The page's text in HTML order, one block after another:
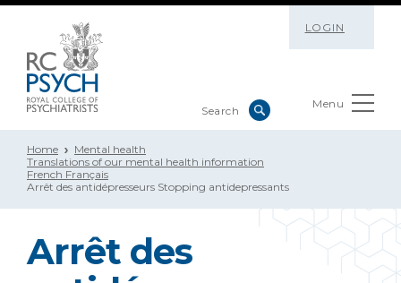
LOGIN
Menu
Home
Mental health
Translations of our mental health information
French Français
Arrêt des antidépresseurs Stopping antidepressants
Arrêt des